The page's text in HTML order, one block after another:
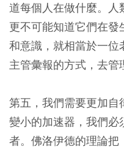
道每個人在做什麼。
更不可能知道它們在
和意識，就相當於一位
主管彙報的方式，去管
第五，我們需要更加
變小的加速器，我們必
者。佛洛伊德的理論